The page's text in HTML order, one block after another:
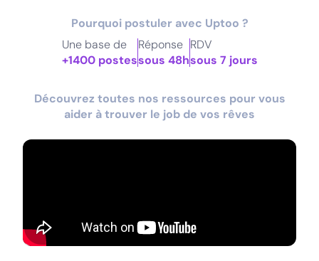
Pourquoi postuler avec Uptoo ?
Une base de
+1400 postes
Réponse
sous 48h
RDV
sous 7 jours
Découvrez toutes nos ressources pour vous
aider à trouver le job de vos rêves